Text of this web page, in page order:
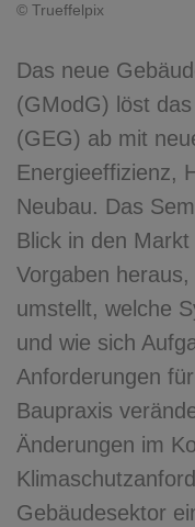
© Trueffelpix
Das neue
(GModG) löst
(GEG) ab mit
Energieeffizienz,
Neubau. Das
Blick in den
Vorgaben
umstellt, welche
und wie sich
Anforderungen
Baupraxis
Änderungen im
Gebäudesektor